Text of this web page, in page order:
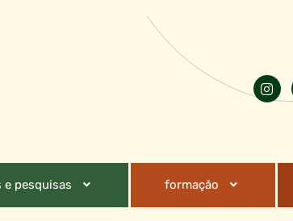
e pesquisas formação